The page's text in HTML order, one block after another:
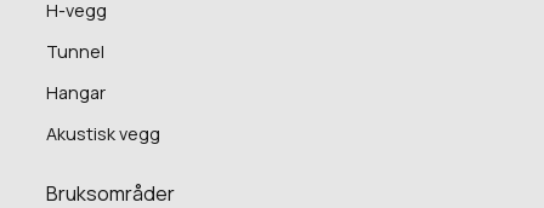
H-vegg
Tunnel
Hangar
Akustisk vegg
Bruksområder